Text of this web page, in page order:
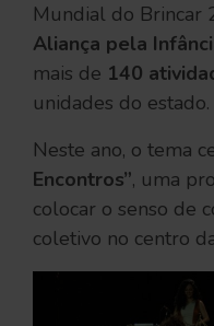
Mundial do Brincar
Aliança pela
mais de 140
unidades do estado.
Neste ano, o tema
Encontros”, uma
colocar o senso de
coletivo no centro